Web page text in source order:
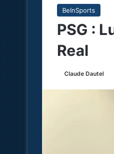
BeInSports
PSG :
Real
Claude Dautel